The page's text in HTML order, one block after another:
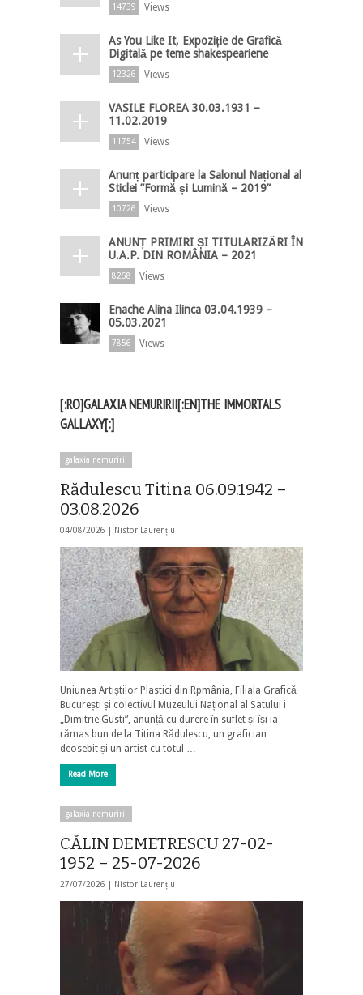
14739 Views
As You Like It, Expoziție de Grafică
Digitală pe teme shakespeariene
12326 Views
VASILE FLOREA 30.03.1931 –
11.02.2019
11754 Views
Anunț participare la Salonul Național al
Sticlei ”Formă și Lumină – 2019”
10726 Views
ANUNȚ PRIMIRI ȘI TITULARIZĂRI ÎN
U.A.P. DIN ROMÂNIA – 2021
8268 Views
Enache Alina Ilinca 03.04.1939 –
05.03.2021
7856 Views
[:RO]GALAXIA NEMURIRII[:EN]THE IMMORTALS
GALLAXY[:]
galaxia nemuririi
Rădulescu Titina 06.09.1942 –
03.08.2026
04/08/2026 | Nistor Laurențiu
Uniunea Artiștilor Plastici din Rpmânia, Filiala Grafică
București și colectivul Muzeului Național al Satului i
„Dimitrie Gusti”, anunță cu durere în suflet și își ia
rămas bun de la Titina Rădulescu, un grafician
deosebit și un artist cu totul …
Read More
galaxia nemuririi
CĂLIN DEMETRESCU 27-02-
1952 – 25-07-2026
27/07/2026 | Nistor Laurențiu